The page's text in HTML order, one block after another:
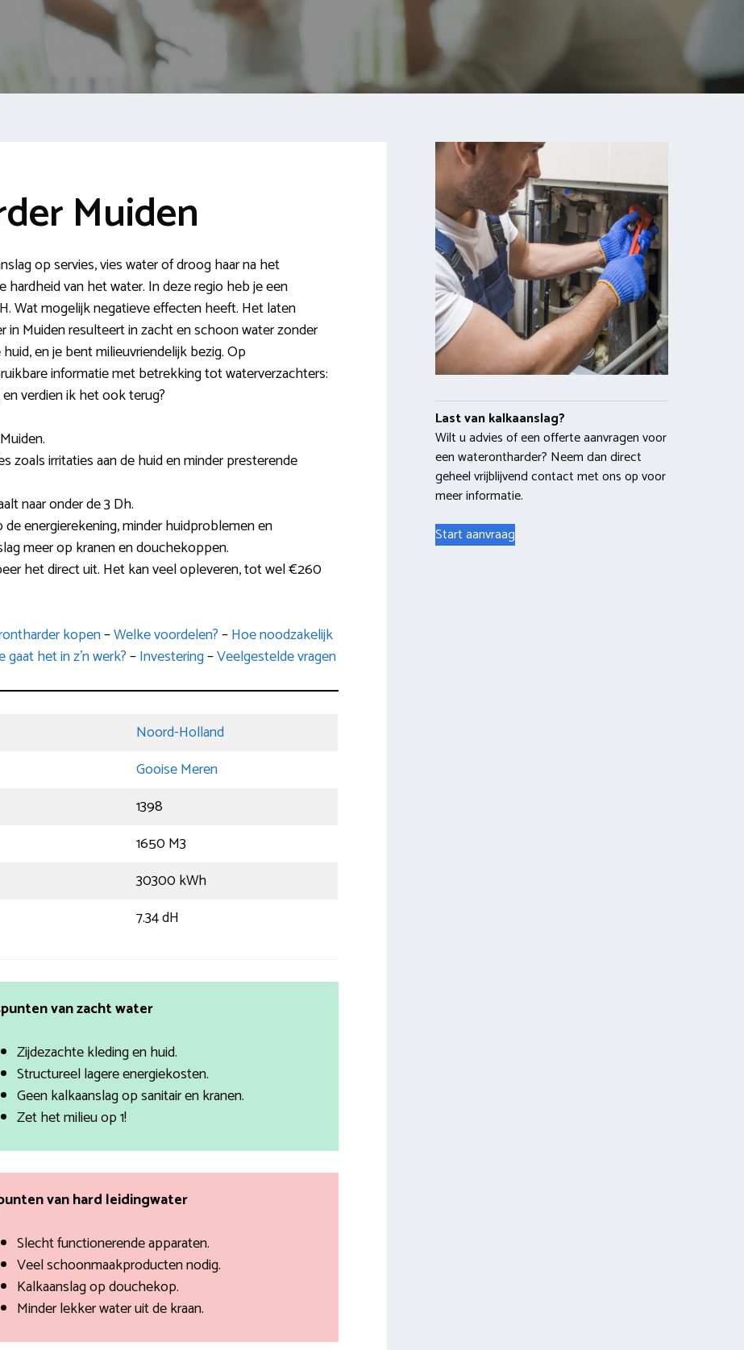
Muiden
op servies, vies water of droog haar na het
hardheid van het water. In deze regio heb je een
Wat mogelijk negatieve effecten heeft. Het laten
in Muiden resulteert in zacht en schoon water zonder
en je bent milieuvriendelijk bezig. Op
informatie met betrekking tot waterverzachters:
verdien ik het ook terug?
zoals irritaties aan de huid en minder presterende
naar onder de 3 Dh.
energierekening, minder huidproblemen en
meer op kranen en douchekoppen.
het direct uit. Het kan veel opleveren, tot wel €260
kopen–Welke voordelen?–Hoe noodzakelijk
gaat het in z’n werk?–Investering–Veelgestelde vragen
Noord-Holland
Gooise Meren
1398
1650 M3
30300 kWh
7.34 dH
van zacht water
Zijdezachte kleding en huid.
Structureel lagere energiekosten.
Geen kalkaanslag op sanitair en kranen.
Zet het milieu op 1!
van hard leidingwater
Slecht functionerende apparaten.
Veel schoonmaakproducten nodig.
Kalkaanslag op douchekop.
Minder lekker water uit de kraan.
Last van kalkaanslag?
Wilt u advies of een offerte aanvragen voor
een waterontharder? Neem dan direct
geheel vrijblijvend contact met ons op voor
meer informatie.
Start aanvraag